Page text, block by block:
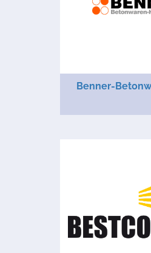
Benner-